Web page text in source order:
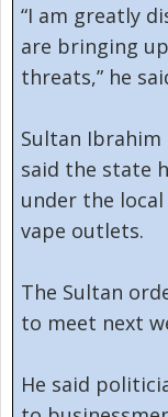
“I am greatly
are bringing
threats,” he
Sultan
said the state
under the
vape outlets.
The Sultan
to meet next
He said